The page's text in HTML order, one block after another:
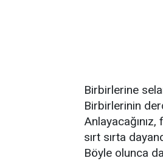
Birbirlerine
Birbirlerinin
sırt sırta
Böyle olunca